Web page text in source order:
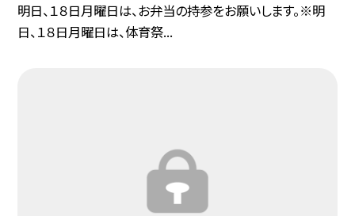
明日、１８日月曜日は、お弁当の持参をお願いします。※明
日、１８日月曜日は、体育祭...